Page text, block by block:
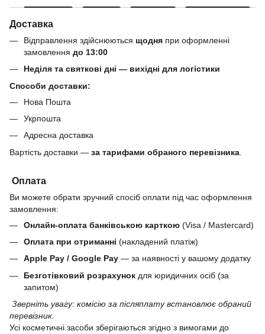
Доставка
Відправлення здійснюються щодня при оформленні
замовлення до 13:00
Неділя та святкові дні — вихідні для логістики
Способи доставки:
Нова Пошта
Укрпошта
Адресна доставка
Вартість доставки — за тарифами обраного перевізника
Оплата
Ви можете обрати зручний спосіб оплати під час оформлення
замовлення:
Онлайн-оплата банківською карткою (Visa / Mastercard)
Оплата при отриманні (накладений платіж)
Apple Pay / Google Pay — за наявності у вашому додатку
Безготівковий розрахунок для юридичних осіб (за
запитом)
Зверніть увагу: комісію за післяплату встановлює обраний
перевізник.
Усі косметичні засоби зберігаються згідно з вимогами до